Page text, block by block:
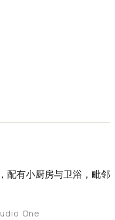
配有小厨房与卫浴，毗邻
One